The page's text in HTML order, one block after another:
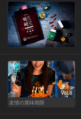
Vol.8
友情の賞味期限